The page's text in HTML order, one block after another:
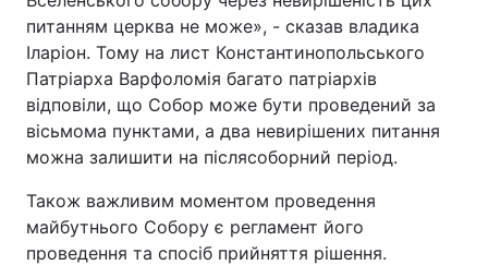
питанням церква не може», - сказав владика
Іларіон. Тому на лист Константинопольського
Патріарха Варфоломія багато патріархів
відповіли, що Собор може бути проведений за
вісьмома пунктами, а два невирішених питання
можна залишити на післясоборний період.
Також важливим моментом проведення
майбутнього Собору є регламент його
проведення та спосіб прийняття рішення.